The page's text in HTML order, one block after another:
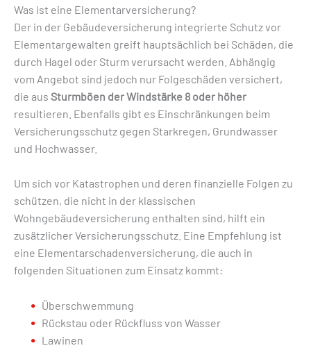
Was ist eine Elementarversicherung?
Der in der Gebäudeversicherung integrierte Schutz vor
Elementargewalten greift hauptsächlich bei Schäden, die
durch Hagel oder Sturm verursacht werden. Abhängig
vom Angebot sind jedoch nur Folgeschäden versichert,
die aus Sturmböen der Windstärke 8 oder höher
resultieren. Ebenfalls gibt es Einschränkungen beim
Versicherungsschutz gegen Starkregen, Grundwasser
und Hochwasser.
Um sich vor Katastrophen und deren finanzielle Folgen zu
schützen, die nicht in der klassischen
Wohngebäudeversicherung enthalten sind, hilft ein
zusätzlicher Versicherungsschutz. Eine Empfehlung ist
eine Elementarschadenversicherung, die auch in
folgenden Situationen zum Einsatz kommt:
Überschwemmung
Rückstau oder Rückfluss von Wasser
Lawinen